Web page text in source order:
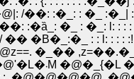
/��: :�_: : �_ :�_| : :
:�ȁ_: �_ : �_: l: : : :
�B�_:�_ : : l: : : :
�_��